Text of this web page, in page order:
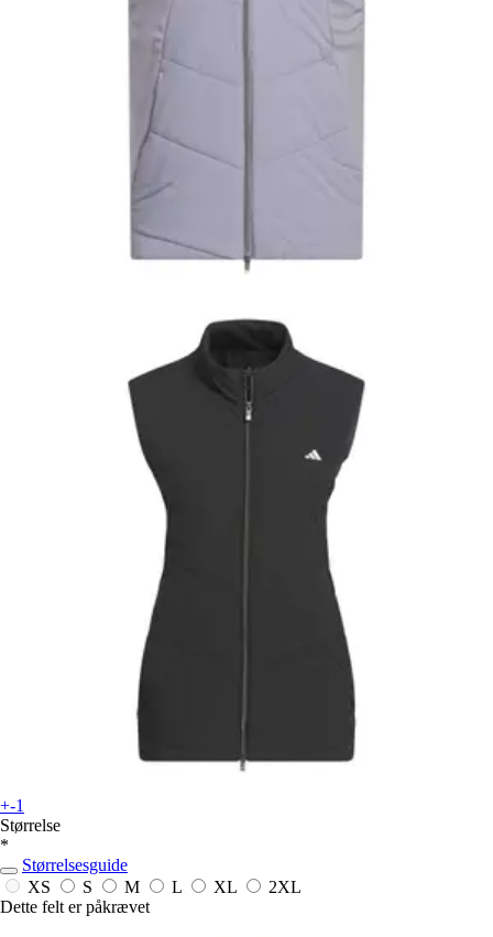
+-1
Størrelse
*
Størrelsesguide
XS
S M L XL
2XL
Dette felt er påkrævet